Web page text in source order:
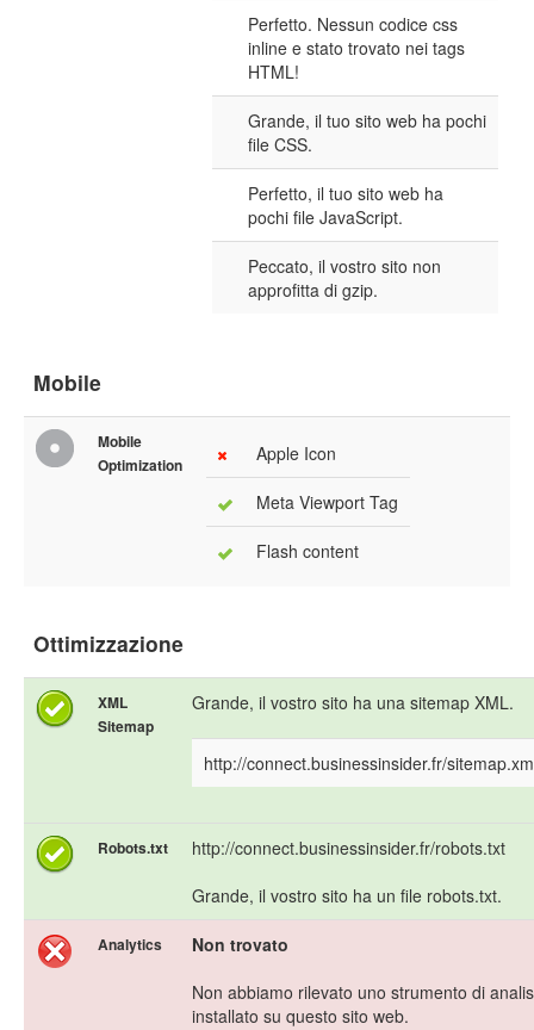
Perfetto. Nessun codice css
inline e stato trovato nei tags
HTML!
Grande, il tuo sito web ha pochi
file CSS.
Perfetto, il tuo sito web ha
pochi file JavaScript.
Peccato, il vostro sito non
approfitta di gzip.
Mobile
Mobile
Optimization
Apple Icon
Meta Viewport Tag
Flash content
Ottimizzazione
XML
Sitemap
Grande, il vostro sito ha una sitemap XML.
http://connect.businessinsider.fr/
Robots.txt
http://connect.businessinsider.fr/robots.txt
Grande, il vostro sito ha un file robots.txt.
Analytics
Non trovato
Non abbiamo rilevato uno strumento di
installato su questo sito web.